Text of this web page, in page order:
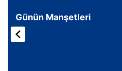
Günün Manşetleri